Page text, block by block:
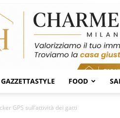
GAZZETTASTYLE FOOD
GPS sull’attività dei gatti